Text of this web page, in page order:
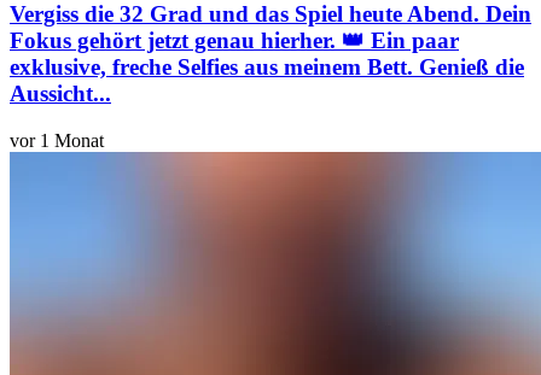
Vergiss die 32 Grad und das Spiel heute Abend. Dein
Fokus gehört jetzt genau hierher. 👑 Ein paar
exklusive, freche Selfies aus meinem Bett. Genieß die
Aussicht...
vor 1 Monat